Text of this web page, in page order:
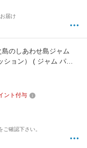
届け
島のしあわせ島ジャム
ション） ( ジャム パン
ジャム 徳之島 奄美 鹿児
ント付与
確認下さい。